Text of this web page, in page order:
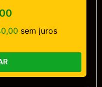
sem juros